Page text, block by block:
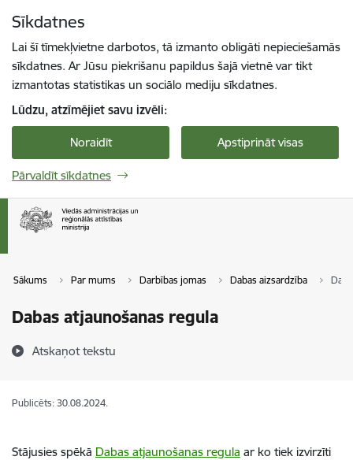
Sīkdatnes
Lai šī tīmekļvietne darbotos, tā izmanto obligāti nepieciešamās
sīkdatnes. Ar Jūsu piekrišanu papildus šajā vietnē var tikt
izmantotas statistikas un sociālo mediju sīkdatnes.
Lūdzu, atzīmējiet savu izvēli:
Noraidīt Apstiprināt visas
Pārvaldīt sīkdatnes
Sākums Par mums Darbības jomas Dabas aizsardzība
Dabas atjaunošanas regula
Atskaņot tekstu
Publicēts: 30.08.2024.
Stājusies spēkā Dabas atjaunošanas regula ar ko tiek izvirzīti